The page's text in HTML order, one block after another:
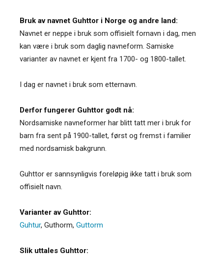
Bruk av navnet Guhttor i Norge og andre land:
Navnet er neppe i bruk som offisielt fornavn i dag, men
kan være i bruk som daglig navneform. Samiske
varianter av navnet er kjent fra 1700- og 1800-tallet.
I dag er navnet i bruk som etternavn.
Derfor fungerer Guhttor godt nå:
Nordsamiske navneformer har blitt tatt mer i bruk for
barn fra sent på 1900-tallet, først og fremst i familier
med nordsamisk bakgrunn.
Guhttor er sannsynligvis foreløpig ikke tatt i bruk som
offisielt navn.
Varianter av Guhttor:
Guhtur, Guthorm, Guttorm
Slik uttales Guhttor: